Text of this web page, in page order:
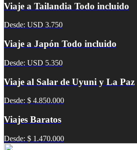
Viaje a Tailandia Todo incluido
Desde: USD 3.750
Viaje a Japón Todo incluido
Desde: USD 5.350
Viaje al Salar de Uyuni y La Paz
Desde: $ 4.850.000
Viajes Baratos
Desde: $ 1.470.000